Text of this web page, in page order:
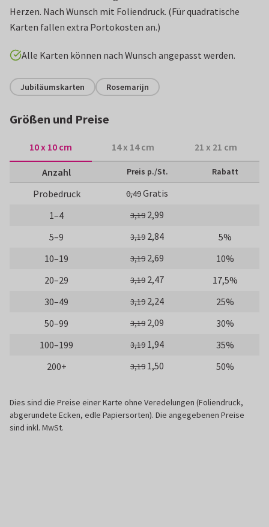
Herzen. Nach Wunsch mit Foliendruck. (Für quadratische
Karten fallen extra Portokosten an.)
Alle Karten können nach Wunsch angepasst werden.
Jubiläumskarten Rosemarijn
Größen und Preise
10 x 10 cm 14 x 14 cm 21 x 21 cm
Anzahl Preis p./St. Rabatt
Probedruck 0,49Gratis
1–4
3,19 2,99
5–9
3,19 2,84
5%
10–19
3,19 2,69
10%
20–29
3,19 2,47
17,5%
30–49
3,19 2,24
25%
50–99
3,19 2,09
30%
100–199
3,19 1,94
35%
200+
3,19 1,50 50%
Dies sind die Preise einer Karte ohne Veredelungen (Foliendruck,
abgerundete Ecken, edle Papiersorten). Die angegebenen Preise
sind inkl. MwSt.